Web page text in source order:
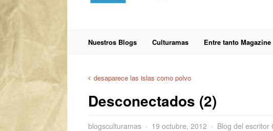
Nuestros Blogs Culturamas Entre tanto Magazine
desaparece las islas como polvo
Desconectados (2)
blogsculturamas 19 octubre, 2012 Blog del escritor